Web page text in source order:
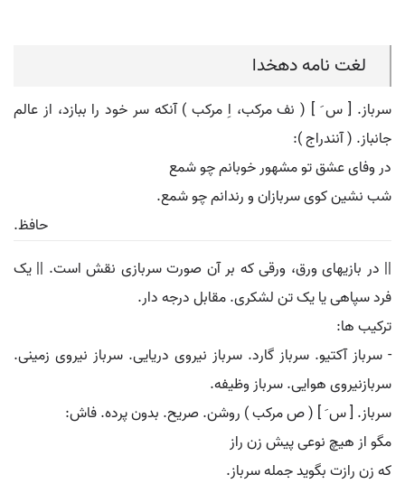
لغت نامه دهخدا
سرباز. [ س َ ] ( نف مرکب، اِ مرکب ) آنکه سر خود را ببازد، از عالم
جانباز. ( آنندراج ):
در وفای عشق تو مشهور خوبانم چو شمع
شب نشین کوی سربازان و رندانم چو شمع.
حافظ.
|| در بازیهای ورق، ورقی که بر آن صورت سربازی نقش است. || یک
فرد سپاهی یا یک تن لشکری. مقابل درجه دار.
ترکیب ها:
- سرباز آکتیو. سرباز گارد. سرباز نیروی دریایی. سرباز نیروی زمینی.
سربازنیروی هوایی. سرباز وظیفه.
سرباز. [ س َ ] ( ص مرکب ) روشن. صریح. بدون پرده. فاش:
مگو از هیچ نوعی پیش زن راز
که زن رازت بگوید جمله سرباز.